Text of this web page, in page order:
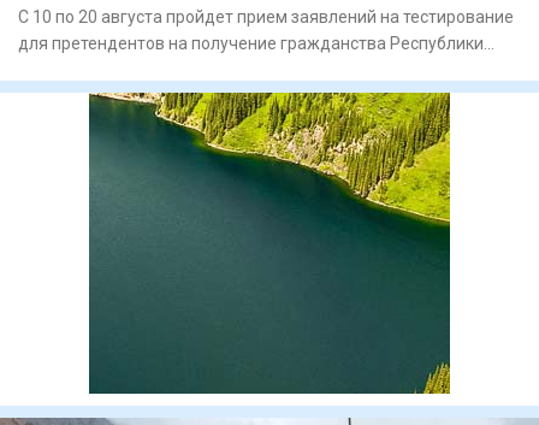
С 10 по 20 августа пройдет прием заявлений на тестирование
для претендентов на получение гражданства Республики